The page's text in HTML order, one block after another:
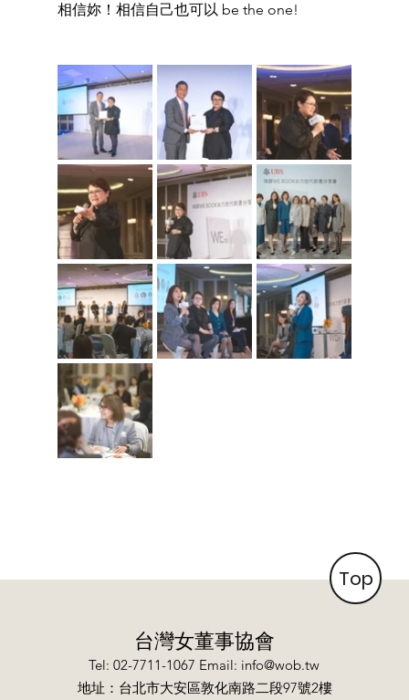
相信妳！相信自己也可以 be the one!
台灣女董事協會
​地址：台北市大安區敦化南路二段97號2樓
Tel: 02-7711-1067 Email: info@wob.tw
Top